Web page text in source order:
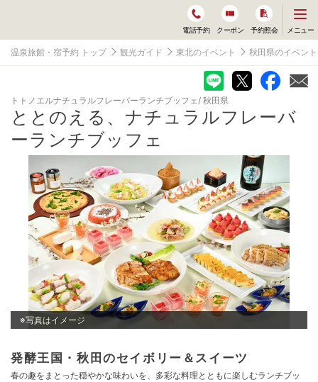
電話予約 クーポン 予約照会
ニ
ー
開
く
メニュー
温泉旅館・宿予約 トップ 観光ガイド 東北のイベント 秋田県のイベント
トトノエルナチュラルフレーバーランチブッフェ 秋田県
ととのえる、ナチュラルフレーバ
ーランチブッフェ
※写真はイメージ
発酵王国・秋田のセイボリー＆スイーツ
春の趣をまとった穏やかな味わいを、多彩な料理とともに楽しむランチブッ